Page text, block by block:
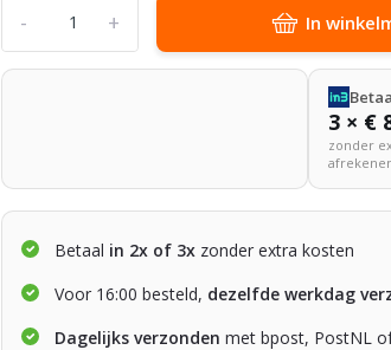
+
- In
3 × €
zonder
Betaal in 2x of 3x zonder extra kosten
Voor 16:00 besteld, dezelfde werkdag
Dagelijks verzonden met bpost, PostNL